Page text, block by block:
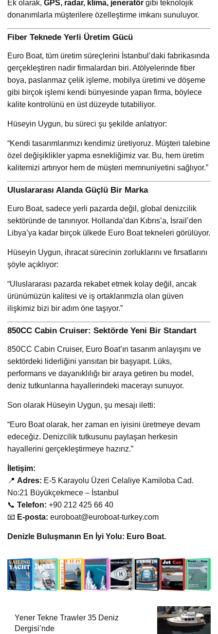
Ek olarak, GPS, radar, klima, jeneratör gibi teknolojik
donanımlarla müşterilere özelleştirme imkanı sunuluyor.
Fiber Teknede Yerli Üretim Gücü
Euro Boat, tüm üretim süreçlerini İstanbul’daki fabrikasında
gerçekleştiren nadir firmalardan biri. Atölyelerinde fiber
boya, paslanmaz çelik işleme, mobilya üretimi ve döşeme
gibi birçok işlemi kendi bünyesinde yapan firma, böylece
kalite kontrolünü en üst düzeyde tutabiliyor.
Hüseyin Uygun, bu süreci şu şekilde anlatıyor:
“Kendi tasarımlarımızı kendimiz üretiyoruz. Müşteri talebine
özel değişiklikler yapma esnekliğimiz var. Bu, hem üretim
kalitemizi artırıyor hem de müşteri memnuniyetini sağlıyor.”
Uluslararası Alanda Güçlü Bir Marka
Euro Boat, sadece yerli pazarda değil, global denizcilik
sektöründe de tanınıyor. Hollanda’dan Kıbrıs’a, İsrail’den
Libya’ya kadar birçok ülkede Euro Boat tekneleri görülüyor.
Hüseyin Uygun, ihracat sürecinin zorluklarını ve fırsatlarını
şöyle açıklıyor:
“Uluslararası pazarda rekabet etmek kolay değil, ancak
ürünümüzün kalitesi ve iş ortaklarımızla olan güven
ilişkimiz bizi bir adım öne taşıyor.”
850CC Cabin Cruiser: Sektörde Yeni Bir Standart
850CC Cabin Cruiser, Euro Boat’ın tasarım anlayışını ve
sektördeki liderliğini yansıtan bir başyapıt. Lüks,
performans ve dayanıklılığı bir araya getiren bu model,
deniz tutkunlarına hayallerindeki macerayı sunuyor.
Son olarak Hüseyin Uygun, şu mesajı iletti:
“Euro Boat olarak, her zaman en iyisini üretmeye devam
edeceğiz. Denizcilik tutkusunu paylaşan herkesin
hayallerini gerçekleştirmeye hazırız.”
İletişim:
📍 Adres: E-5 Karayolu Üzeri Celaliye Kamiloba Cad.
No:21 Büyükçekmece – İstanbul
📞 Telefon: +90 212 425 66 40
📧 E-posta: euroboat@euroboat-turkey.com
Denizle Buluşmanın En İyi Yolu: Euro Boat.
Yener Tekne Trawler 35 Deniz
Dergisi’nde